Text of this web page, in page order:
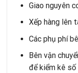
Giao nguyên
Xếp hàng lên
Các phụ phí
Bên vận
để kiểm kê